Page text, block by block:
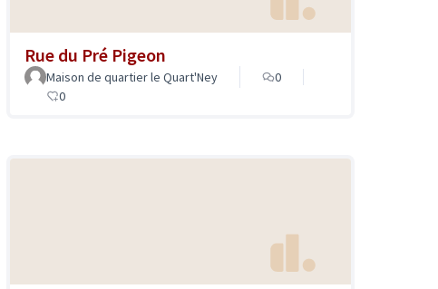
Rue du Pré Pigeon
Maison de quartier le Quart'Ney
0
0